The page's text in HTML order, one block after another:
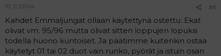
10.11.2004 #6
Kahdet Emmaljungat ollaan käytettynä ostettu. Ekat
olivat vm. 95/96 mutta olivat sitten loppujen lopuksi
todella huono kuntoiset. Ja päätimme kuitenkin ostaa
käytetyt 01 tai 02 duot vain runko, pyörät ja istuin osan